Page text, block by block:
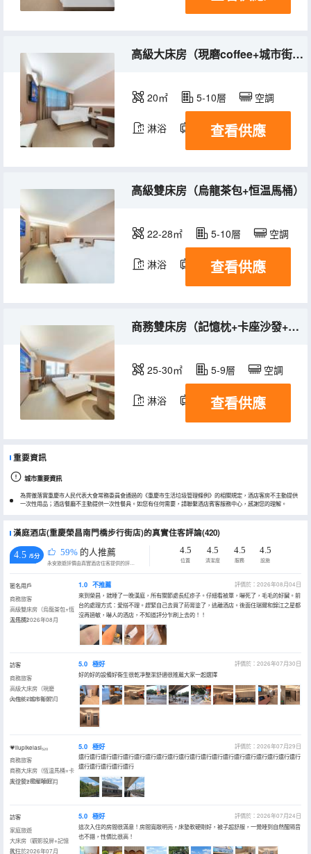
高級大床房（現磨coffee+城市街景）
20㎡ 5-10層 空調
淋浴 電視機
查看供應
高級雙床房（烏龍茶包+恒温馬桶）
22-28㎡ 5-10層 空調
淋浴 電視機
查看供應
商務雙床房（記憶枕+卡座沙發+香氛洗沐）
25-30㎡ 5-9層 空調
淋浴 電視機
查看供應
重要資訊
城市重要資訊
為貫徹落實重慶市人民代表大會常務委員會通過的《重慶市生活垃圾管理條例》的相關規定，酒店客房不主動提供
一次性用品；酒店餐廳不主動提供一次性餐具。如您有任何需要，請聯繫酒店賓客服務中心，感謝您的理解。
漢庭酒店(重慶榮昌南門橋步行街店)的真實住客評論(420)
4.5 /5分 59% 的人推薦
永安旅遊評價由真實酒店住客提供的評價。
4.5
位置
4.5
清潔度
4.5
服務
4.5
設施
匿名用戶
商務旅客
高級雙床房（烏龍茶包+恆
温馬桶）
入住於2026年08月
1.0 不推薦
評價於：2026年08月04日
來到榮昌，就睡了一晚漢庭，所有關節處長紅疹子。仔細看被單，嚇死了，毛毛的好臟。前
台的處理方式：愛搭不理。趕緊自己去買了葯膏塗了，逃離酒店。後面住瑞爾和錦江之星都
沒再過敏，嚇人的酒店，不知道評分乍刷上去的！！
訪客
商務旅客
高級大床房（現磨
coffee+城市街景）
入住於2026年07月
5.0 極好
評價於：2026年07月30日
好的好的設備好衞生很乾凈整潔舒適很推薦大家一起選擇
💗liupikelasi₅₂₀
商務旅客
商務大床房（恆温馬桶+卡
座沙發+零壓睡眠）
入住於2026年07月
5.0 極好
評價於：2026年07月29日
還行還行還行還行還行還行還行還行還行還行還行還行還行還行還行還行還行還行還行還行
還行還行還行還行還行
訪客
家庭旅遊
大床房（觀影投屏+記憶
枕）
入住於2026年07月
5.0 極好
評價於：2026年07月24日
這次入住的房間很滿意！房間寬敞明亮，床墊軟硬剛好，被子超舒服，一覺睡到自然醒隔音
也不錯，性價比很高！